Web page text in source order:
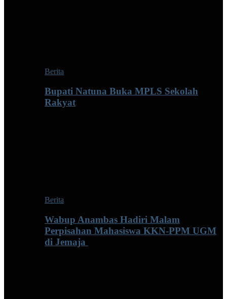
Berita
Bupati Natuna Buka MPLS Sekolah
Rakyat
Berita
Wabup Anambas Hadiri Malam
Perpisahan Mahasiswa KKN-PPM UGM
di Jemaja ‎